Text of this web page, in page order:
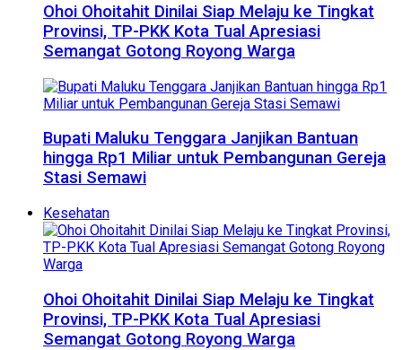
Ohoi Ohoitahit Dinilai Siap Melaju ke Tingkat
Provinsi, TP-PKK Kota Tual Apresiasi
Semangat Gotong Royong Warga
Bupati Maluku Tenggara Janjikan Bantuan
hingga Rp1 Miliar untuk Pembangunan Gereja
Stasi Semawi
Kesehatan
Ohoi Ohoitahit Dinilai Siap Melaju ke Tingkat
Provinsi, TP-PKK Kota Tual Apresiasi
Semangat Gotong Royong Warga